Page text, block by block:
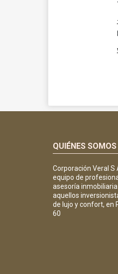
QUIÉNES SOMOS
Corporación Veral S
equipo de
asesoría
aquellos
de lujo y confort, en
60